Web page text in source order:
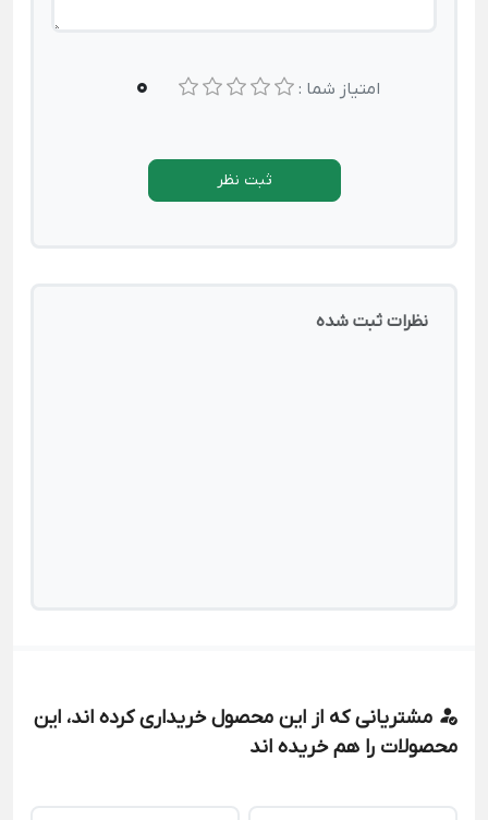
امتیاز شما : 0
ثبت نظر
نظرات ثبت شده
مشتریانی که از این محصول خریداری کرده اند، این
محصولات را هم خریده اند